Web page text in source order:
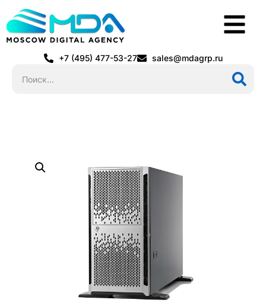
+7 (495) 477-53-27 sales@mdagrp.ru